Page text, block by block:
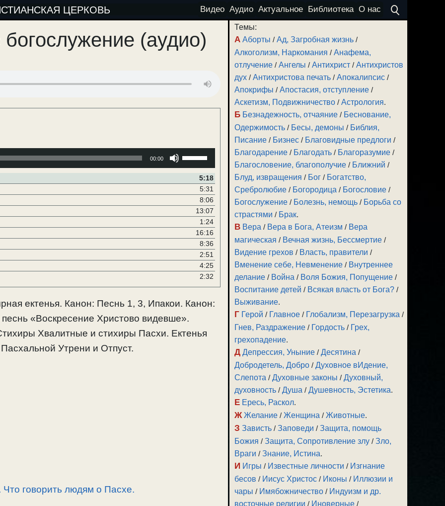
ЦЕРКОВЬ Видео Аудио Актуальное Библиотека О нас
(аудио)
00:00
вверх/
вниз,
чтобы
увеличить
или
уменьшить
громкость.
5:18
5:31
8:06
13:07
1:24
16:16
8:36
2:51
4:25
2:32
ектенья. Канон: Песнь 1, 3, Ипакои. Канон:
«Воскресение Христово видевше».
Хвалитные и стихиры Пасхи. Ектенья
Утрени и Отпуст.
говорить людям о Пасхе.
Темы:
А Аборты /Ад, Загробная жизнь /
Алкоголизм, Наркомания /Анафема,
отлучение /Ангелы /Антихрист /Антихристов
дух /Антихристова печать /Апокалипсис /
Апокрифы /Апостасия, отступление /
Аскетизм, Подвижничество /Астрология.
Б Безнадежность, отчаяние / Беснование,
Одержимость / Бесы, демоны / Библия,
Писание / Бизнес / Благовидные предлоги /
Благодарение / Благодать / Благоразумие /
Благословение, благополучие / Ближний /
Блуд, извращения / Бог / Богатство,
Сребролюбие / Богородица / Богословие /
Богослужение / Болезнь, немощь / Борьба со
страстями / Брак.
В Вера / Вера в Бога, Атеизм / Вера
магическая / Вечная жизнь, Бессмертие /
Видение грехов / Власть, правители /
Вменение себе, Невменение / Внутреннее
делание / Война / Воля Божия, Попущение /
Воспитание детей / Всякая власть от Бога? /
Выживание.
Г Герой / Главное / Глобализм, Перезагрузка /
Гнев, Раздражение / Гордость / Грех,
грехопадение.
Д Депрессия, Уныние /Десятина /
Добродетель, Добро /Духовное вИдение,
Слепота /Духовные законы /Духовный,
духовность /Душа /Душевность, Эстетика.
Е Ересь, Раскол.
Ж Желание /Женщина /Животные.
З Зависть /Заповеди /Защита, помощь
Божия /Защита, Сопротивление злу /Зло,
Враги /Знание, Истина.
И Игры / Известные личности / Изгнание
бесов / Иисус Христос / Иконы / Иллюзии и
чары / Имябожничество / Индуизм и др.
восточные религии / Иноверные /